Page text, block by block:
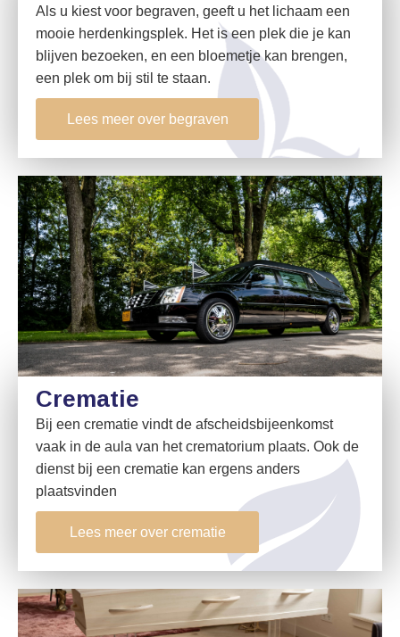
Als u kiest voor begraven, geeft u het lichaam een
mooie herdenkingsplek. Het is een plek die je kan
blijven bezoeken, en een bloemetje kan brengen,
een plek om bij stil te staan.
Lees meer over begraven
Crematie
Bij een crematie vindt de afscheidsbijeenkomst
vaak in de aula van het crematorium plaats. Ook de
dienst bij een crematie kan ergens anders
plaatsvinden
Lees meer over crematie